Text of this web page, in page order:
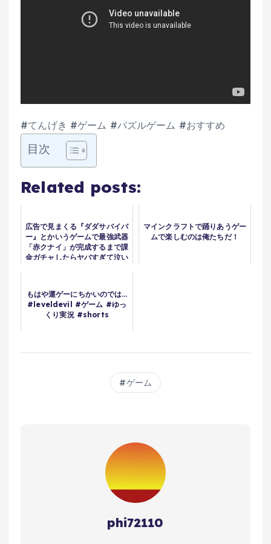
#てんげき #ゲーム #パズルゲーム #おすすめ
目次
Related posts:
広告で見まくる『ダダサバイバ
ー』とかいうゲームで最強武器
「赤クナイ」が完成するまで課
金ガチャしたらヤバすぎて泣い
マインクラフトで踊りあうゲー
ムで楽しむのは俺たちだ！
もはや運ゲーにちかいのでは…
#leveldevil #ゲーム #ゆっ
くり実況 #shorts
ゲーム
phi72110